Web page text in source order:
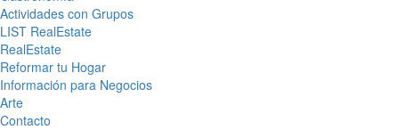
Actividades con Grupos
LIST RealEstate
RealEstate
Reformar tu Hogar
Información para Negocios
Arte
Contacto